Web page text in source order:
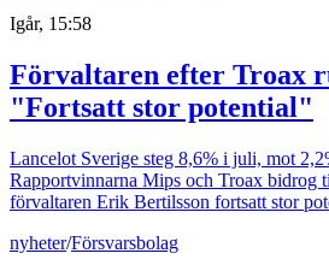
Igår, 15:58
Förvaltaren efter Troax
"Fortsatt stor potential"
Lancelot Sverige steg 8,6% i juli, mot
Rapportvinnarna Mips och Troax bidrog
förvaltaren Erik Bertilsson fortsatt stor
nyheter/Försvarsbolag